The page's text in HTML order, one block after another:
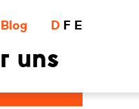
Blog D F E
uns